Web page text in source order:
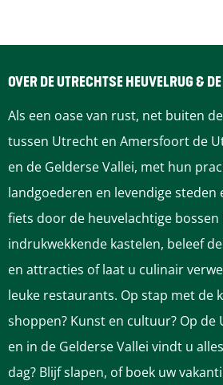
OVER DE UTRECHTSE HEUVELRUG & DE
Als een oase van rust, net buiten
tussen Utrecht en Amersfoort de
en de Gelderse Vallei, met hun
landgoederen en levendige steden
fiets door de heuvelachtige bossen
indrukwekkende kastelen, beleef
en attracties of laat u culinair
leuke restaurants. Op stap met de
shoppen? Kunst en cultuur? Op
en in de Gelderse Vallei vindt u
dag? Blijf slapen, of boek uw